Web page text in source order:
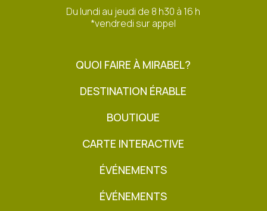
Du lundi au jeudi de 8 h30 à 16 h
*vendredi sur appel
QUOI FAIRE À MIRABEL?
DESTINATION ÉRABLE
BOUTIQUE
CARTE INTERACTIVE
ÉVÉNEMENTS
ÉVÉNEMENTS